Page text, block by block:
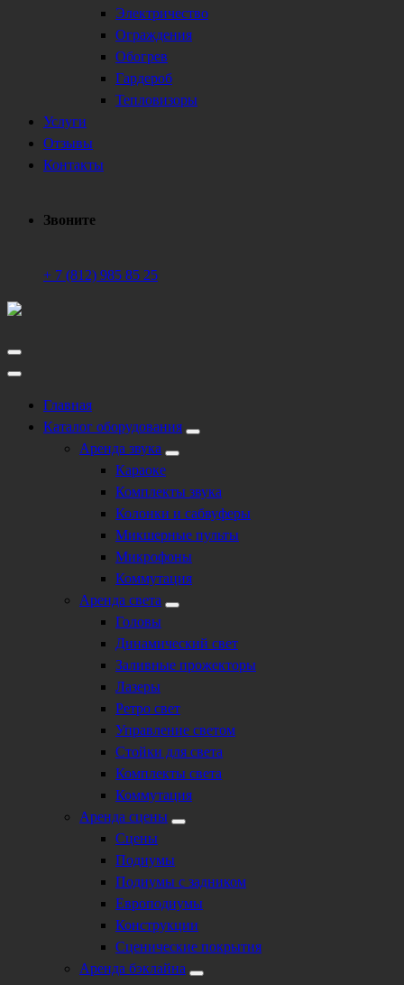
Электричество
Ограждения
Обогрев
Гардероб
Тепловизоры
Услуги
Отзывы
Контакты
Звоните
+ 7 (812) 985 85 25
Техническое обеспечение мероприятий
Главная
Каталог оборудования
Аренда звука
Караоке
Комплекты звука
Колонки и сабвуферы
Микшерные пульты
Микрофоны
Коммутация
Аренда света
Головы
Динамический свет
Заливные прожекторы
Лазеры
Ретро свет
Управление светом
Стойки для света
Комплекты света
Коммутация
Аренда сцены
Сцены
Подиумы
Подиумы с задником
Европодиумы
Конструкции
Сценические покрытия
Аренда бэклайна